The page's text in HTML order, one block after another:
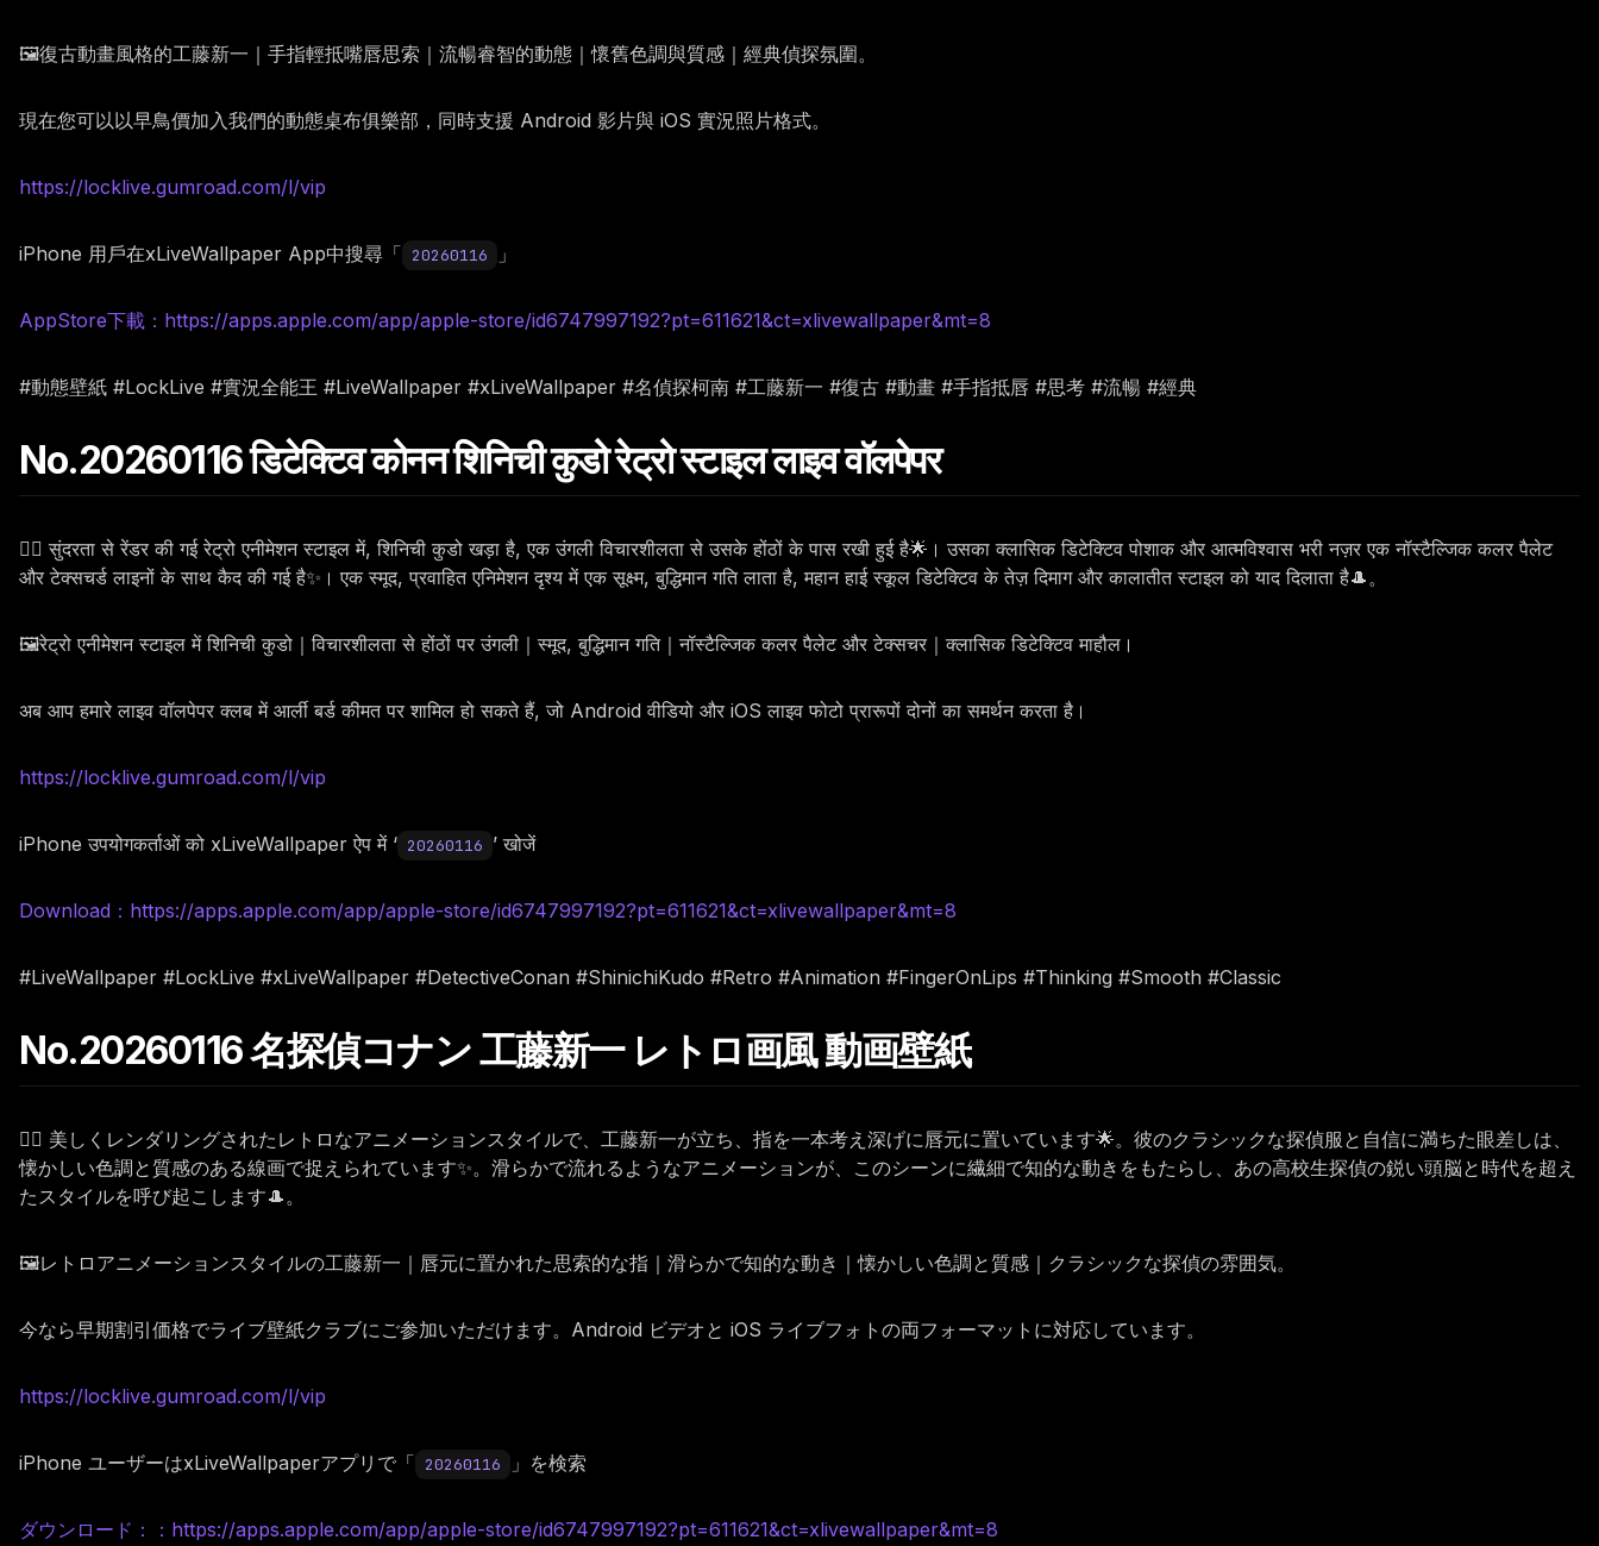
🖼️復古動畫風格的工藤新一｜手指輕抵嘴唇思索｜流暢睿智的動態｜懷舊色調與質感｜經典偵探氛圍。
現在您可以以早鳥價加入我們的動態桌布俱樂部，同時支援 Android 影片與 iOS 實況照片格式。
https://locklive.gumroad.com/l/vip
iPhone 用戶在xLiveWallpaper App中搜尋「 20260116 」
AppStore下載：https://apps.apple.com/app/apple-store/id6747997192?pt=611621&ct=xlivewallpaper&mt=8
#動態壁紙 #LockLive #實況全能王 #LiveWallpaper #xLiveWallpaper #名偵探柯南 #工藤新一 #復古 #動畫 #手指抵唇 #思考 #流暢 #經典
No.20260116 डिटेक्टिव कोनन शिनिची कुडो रेट्रो स्टाइल लाइव वॉलपेपर
🕵️‍♂️ सुंदरता से रेंडर की गई रेट्रो एनीमेशन स्टाइल में, शिनिची कुडो खड़ा है, एक उंगली विचारशीलता से उसके होंठों के पास रखी हुई है🌟। उसका क्लासिक डिटेक्टिव पोशाक और आत्मविश्वास भरी नज़र एक नॉस्टैल्जिक कलर पैलेट
और टेक्सचर्ड लाइनों के साथ कैद की गई है✨। एक स्मूद, प्रवाहित एनिमेशन दृश्य में एक सूक्ष्म, बुद्धिमान गति लाता है, महान हाई स्कूल डिटेक्टिव के तेज़ दिमाग और कालातीत स्टाइल को याद दिलाता है🎩。
🖼️रेट्रो एनीमेशन स्टाइल में शिनिची कुडो｜विचारशीलता से होंठों पर उंगली｜स्मूद, बुद्धिमान गति｜नॉस्टैल्जिक कलर पैलेट और टेक्सचर｜क्लासिक डिटेक्टिव माहौल।
अब आप हमारे लाइव वॉलपेपर क्लब में आर्ली बर्ड कीमत पर शामिल हो सकते हैं, जो Android वीडियो और iOS लाइव फोटो प्रारूपों दोनों का समर्थन करता है।
https://locklive.gumroad.com/l/vip
iPhone उपयोगकर्ताओं को xLiveWallpaper ऐप में ‘ 20260116 ’ खोजें
Download：https://apps.apple.com/app/apple-store/id6747997192?pt=611621&ct=xlivewallpaper&mt=8
#LiveWallpaper #LockLive #xLiveWallpaper #DetectiveConan #ShinichiKudo #Retro #Animation #FingerOnLips #Thinking #Smooth #Classic
No.20260116 名探偵コナン 工藤新一 レトロ画風 動画壁紙
🕵️‍♂️ 美しくレンダリングされたレトロなアニメーションスタイルで、工藤新一が立ち、指を一本考え深げに唇元に置いています🌟。彼のクラシックな探偵服と自信に満ちた眼差しは、
懐かしい色調と質感のある線画で捉えられています✨。滑らかで流れるようなアニメーションが、このシーンに繊細で知的な動きをもたらし、あの高校生探偵の鋭い頭脳と時代を超え
たスタイルを呼び起こします🎩。
🖼️レトロアニメーションスタイルの工藤新一｜唇元に置かれた思索的な指｜滑らかで知的な動き｜懐かしい色調と質感｜クラシックな探偵の雰囲気。
今なら早期割引価格でライブ壁紙クラブにご参加いただけます。Android ビデオと iOS ライブフォトの両フォーマットに対応しています。
https://locklive.gumroad.com/l/vip
iPhone ユーザーはxLiveWallpaperアプリで「 20260116 」を検索
ダウンロード：：https://apps.apple.com/app/apple-store/id6747997192?pt=611621&ct=xlivewallpaper&mt=8